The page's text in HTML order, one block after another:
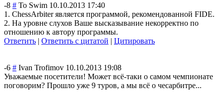
-8 # To Swim 10.10.2013 17:40
1. ChessArbiter является программой, рекомендованной FIDE.
2. На уровне слухов Ваше высказывание некорректно по
отношению к автору программы.
Ответить | Ответить с цитатой | Цитировать
-6 # Ivan Trofimov 10.10.2013 19:08
Уважаемые посетители! Может всё-таки о самом чемпионате
поговорим? Прошло уже 9 туров, а мы всё о чесарбитре...